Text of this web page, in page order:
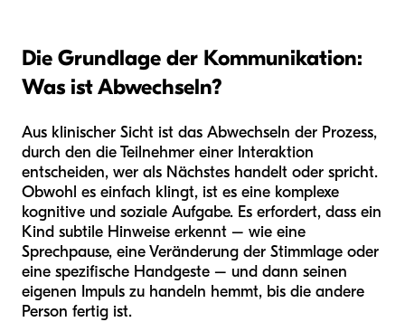
Die Grundlage der Kommunikation:
Was ist Abwechseln?
Aus klinischer Sicht ist das Abwechseln der Prozess,
durch den die Teilnehmer einer Interaktion
entscheiden, wer als Nächstes handelt oder spricht.
Obwohl es einfach klingt, ist es eine komplexe
kognitive und soziale Aufgabe. Es erfordert, dass ein
Kind subtile Hinweise erkennt – wie eine
Sprechpause, eine Veränderung der Stimmlage oder
eine spezifische Handgeste – und dann seinen
eigenen Impuls zu handeln hemmt, bis die andere
Person fertig ist.